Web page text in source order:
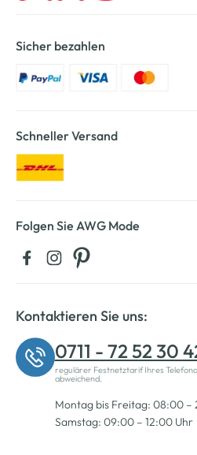
Sicher bezahlen
Schneller Versand
Folgen Sie AWG Mode
Kontaktieren Sie uns:
0711 - 72 52 30
regulärer Festnetztarif Ihres
abweichend.
Montag bis Freitag: 08:00 –
Samstag: 09:00 – 12:00 Uhr